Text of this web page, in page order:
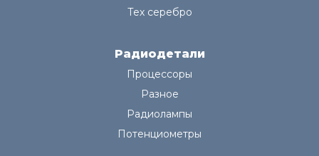
Тех серебро
Радиодетали
Процессоры
Разное
Радиолампы
Потенциометры